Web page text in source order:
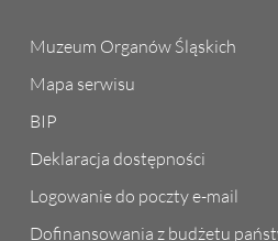
Muzeum Organów Śląskich
Mapa serwisu
BIP
Deklaracja dostępności
Logowanie do poczty e-mail
Dofinansowania z budżetu